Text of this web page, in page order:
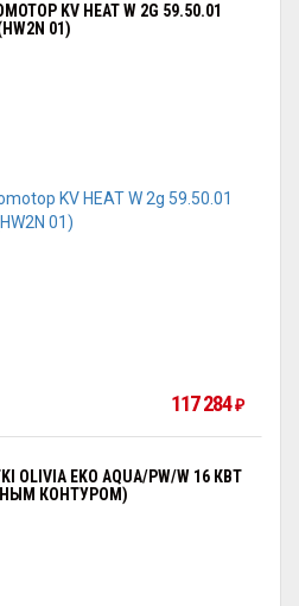
KV HEAT W 2G 59.50.01
01)
117 284 ₽
OLIVIA EKO AQUA/PW/W 16 КВТ
КОНТУРОМ)